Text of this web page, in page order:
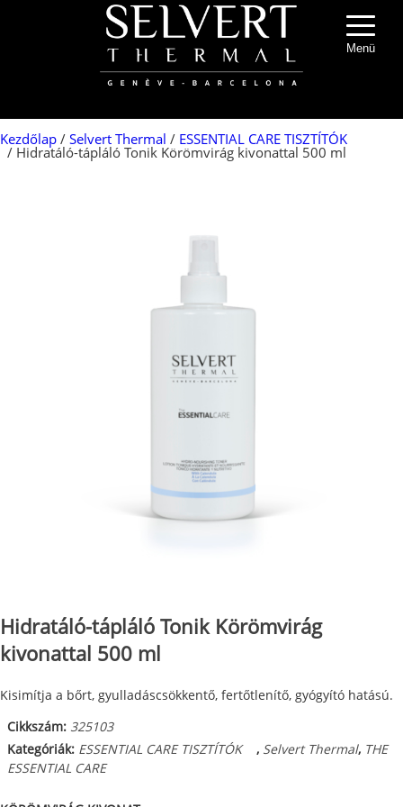
Menü
Kezdőlap / Selvert Thermal / ESSENTIAL CARE TISZTÍTÓK
/ Hidratáló-tápláló Tonik Körömvirág kivonattal 500 ml
Hidratáló-tápláló Tonik Körömvirág
kivonattal 500 ml
Kisimítja a bőrt, gyulladáscsökkentő, fertőtlenítő, gyógyító hatású.
Cikkszám: 325103
Kategóriák: ESSENTIAL CARE TISZTÍTÓK , Selvert Thermal, THE
ESSENTIAL CARE